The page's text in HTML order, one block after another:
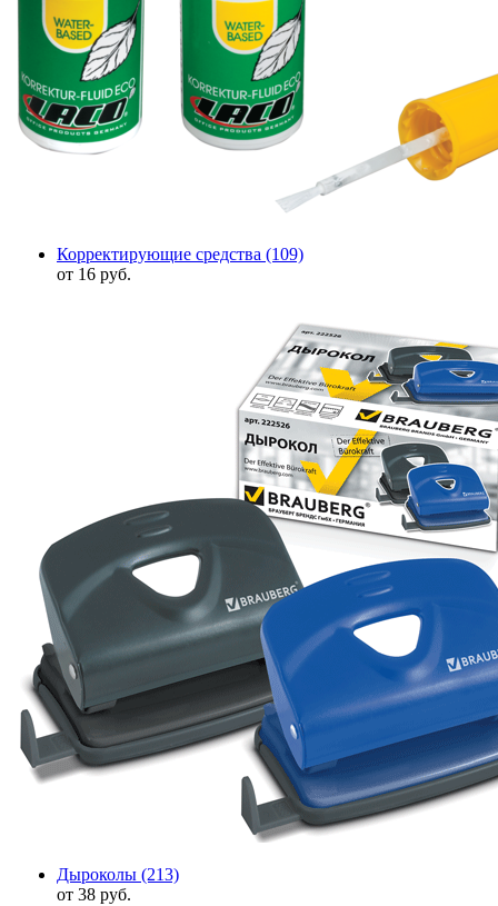
Корректирующие средства (109)
от 16 руб.
Дыроколы (213)
от 38 руб.